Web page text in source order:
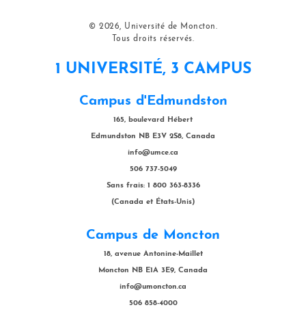
© 2026, Université de Moncton.
Tous droits réservés.
1 UNIVERSITÉ, 3 CAMPUS
Campus d'Edmundston
165, boulevard Hébert
Edmundston NB E3V 2S8, Canada
info@umce.ca
506 737-5049
Sans frais: 1 800 363-8336
(Canada et États-Unis)
Campus de Moncton
18, avenue Antonine-Maillet
Moncton NB E1A 3E9, Canada
info@umoncton.ca
506 858-4000